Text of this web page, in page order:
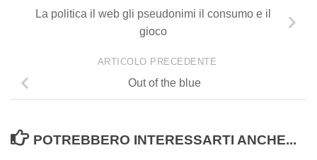
La politica il web gli pseudonimi il consumo e il
gioco
ARTICOLO PRECEDENTE
Out of the blue
POTREBBERO INTERESSARTI ANCHE...